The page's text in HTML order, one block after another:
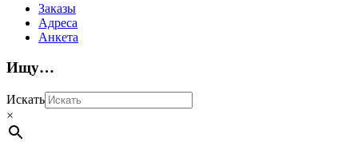
Заказы
Адреса
Анкета
Ищу…
Искать
×